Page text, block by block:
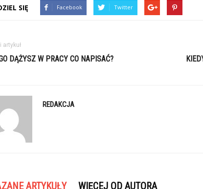
SIĘ Facebook Twitter
artykuł
DĄŻYSZ W PRACY CO NAPISAĆ?
REDAKCJA
ARTYKUŁY WIĘCEJ OD AUTORA